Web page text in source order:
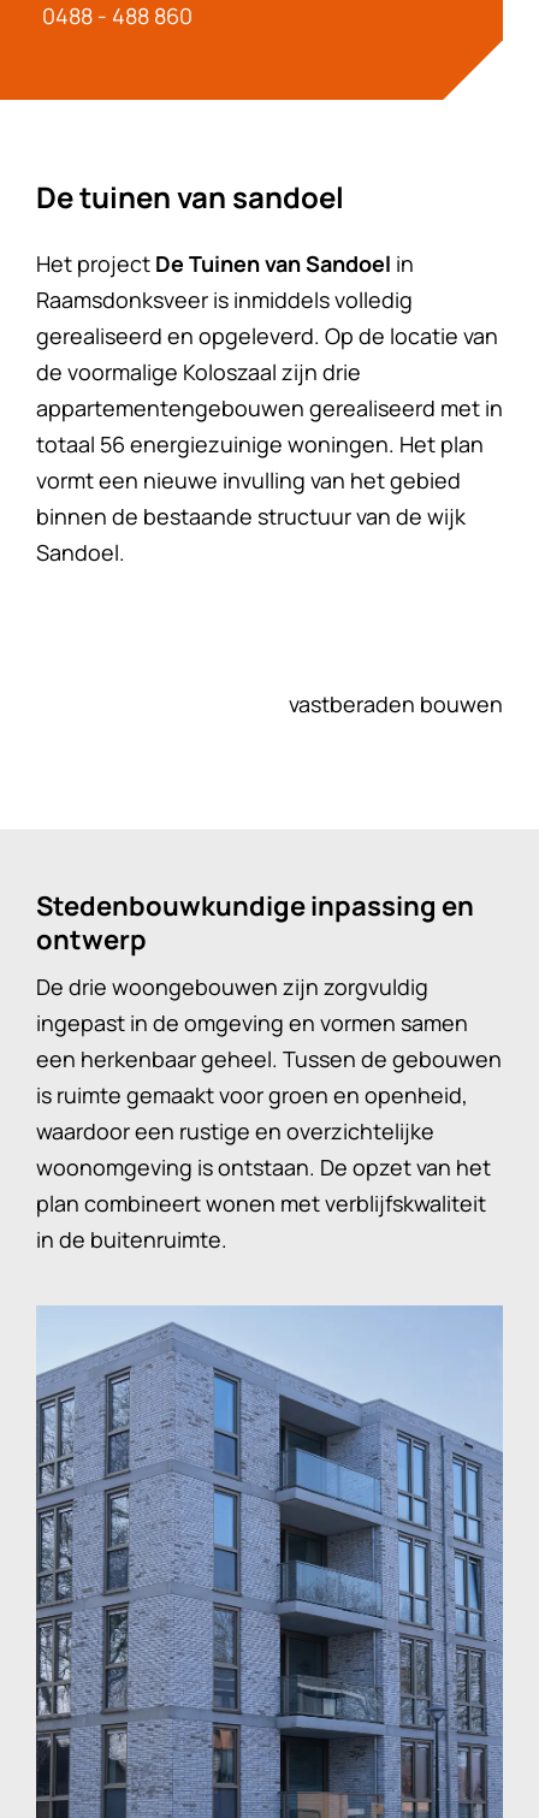
0488 - 488 860
De tuinen van sandoel
Het project De Tuinen van Sandoel in
Raamsdonksveer is inmiddels volledig
gerealiseerd en opgeleverd. Op de locatie van
de voormalige Koloszaal zijn drie
appartementengebouwen gerealiseerd met in
totaal 56 energiezuinige woningen. Het plan
vormt een nieuwe invulling van het gebied
binnen de bestaande structuur van de wijk
Sandoel.
vastberaden bouwen
Stedenbouwkundige inpassing en
ontwerp
De drie woongebouwen zijn zorgvuldig
ingepast in de omgeving en vormen samen
een herkenbaar geheel. Tussen de gebouwen
is ruimte gemaakt voor groen en openheid,
waardoor een rustige en overzichtelijke
woonomgeving is ontstaan. De opzet van het
plan combineert wonen met verblijfskwaliteit
in de buitenruimte.